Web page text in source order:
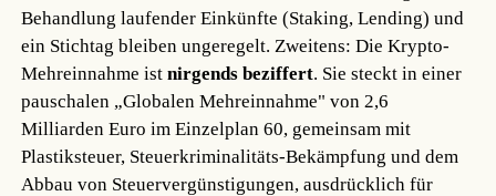
Behandlung laufender Einkünfte (Staking, Lending) und
ein Stichtag bleiben ungeregelt. Zweitens: Die Krypto-
Mehreinnahme istnirgends beziffert. Sie steckt in einer
pauschalen „Globalen Mehreinnahme" von 2,6
Milliarden Euro im Einzelplan 60, gemeinsam mit
Plastiksteuer, Steuerkriminalitäts-Bekämpfung und dem
Abbau von Steuervergünstigungen, ausdrücklich für